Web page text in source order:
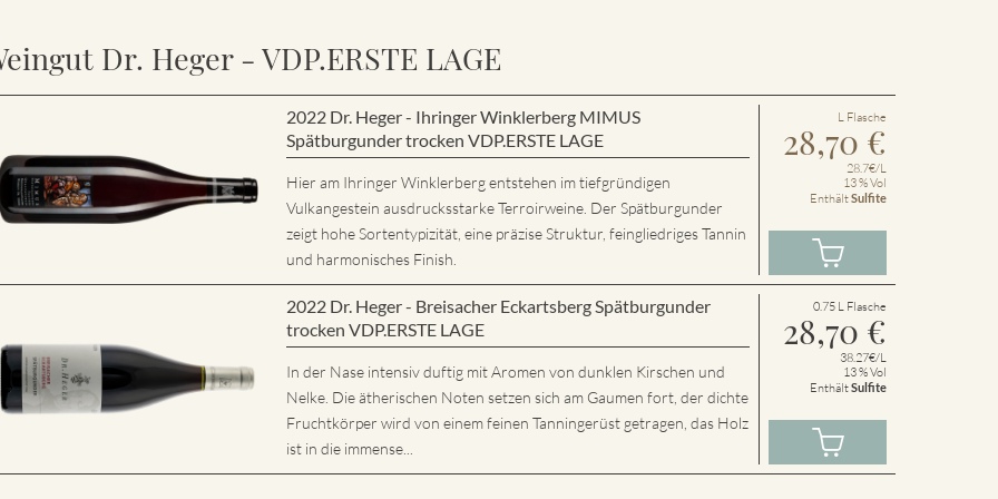
Dr. Heger - VDP.ERSTE LAGE
2022 Dr. Heger - Ihringer Winklerberg MIMUS
Spätburgunder trocken VDP.ERSTE LAGE
Hier am Ihringer Winklerberg entstehen im tiefgründigen
Vulkangestein ausdrucksstarke Terroirweine. Der Spätburgunder
zeigt hohe Sortentypizität, eine präzise Struktur, feingliedriges Tannin
und harmonisches Finish.
L Flasche
28,70 €
28.7€/L
13 % Vol
EnthältSulfite
2022 Dr. Heger - Breisacher Eckartsberg Spätburgunder
trocken VDP.ERSTE LAGE
In der Nase intensiv duftig mit Aromen von dunklen Kirschen und
Nelke. Die ätherischen Noten setzen sich am Gaumen fort, der dichte
Fruchtkörper wird von einem feinen Tanningerüst getragen, das Holz
ist in die immense...
0.75 L Flasche
28,70 €
38.27€/L
13 % Vol
EnthältSulfite